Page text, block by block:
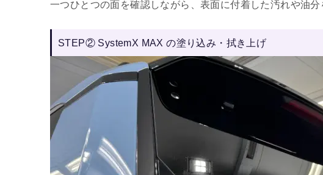
一つひとつの面を確認しながら、表面に付着した汚れや油分
STEP② SystemX MAX の塗り込み・拭き上げ